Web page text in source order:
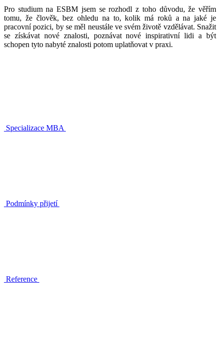
Pro studium na ESBM jsem se rozhodl z toho důvodu, že věřím
tomu, že člověk, bez ohledu na to, kolik má roků a na jaké je
pracovní pozici, by se měl neustále ve svém životě vzdělávat. Snažit
se získávat nové znalosti, poznávat nové inspirativní lidi a být
schopen tyto nabyté znalosti potom uplatňovat v praxi.
Specializace MBA
Podmínky přijetí
Reference